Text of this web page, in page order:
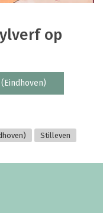
op
Stilleven